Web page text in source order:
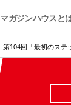
マガジンハウスと
第104回「最初のステ